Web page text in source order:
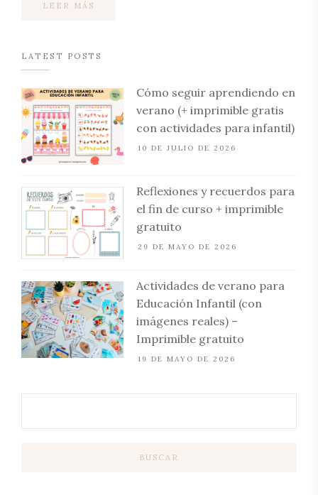
LEER MÁS
LATEST POSTS
Cómo seguir aprendiendo en
verano (+ imprimible gratis
con actividades para infantil)
10 DE JULIO DE 2026
Reflexiones y recuerdos para
el fin de curso + imprimible
gratuito
29 DE MAYO DE 2026
Actividades de verano para
Educación Infantil (con
imágenes reales) –
Imprimible gratuito
19 DE MAYO DE 2026
BUSCAR